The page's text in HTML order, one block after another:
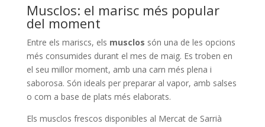
​Musclos: el marisc més popular
del moment
Entre els mariscs, els musclos són una de les opcions
més consumides durant el mes de maig. Es troben en
el seu millor moment, amb una carn més plena i
saborosa. Són ideals per preparar al vapor, amb salses
o com a base de plats més elaborats.
Els musclos frescos disponibles al Mercat de Sarrià